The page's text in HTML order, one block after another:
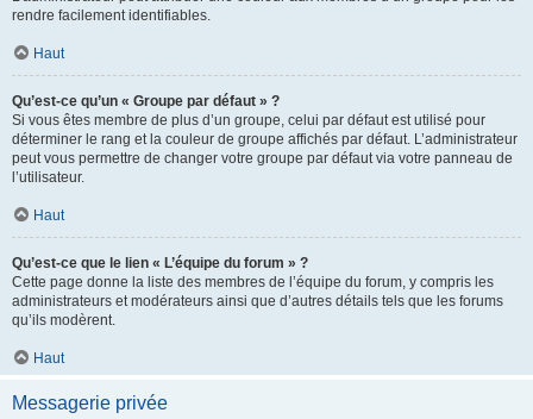
rendre facilement identifiables.
Haut
Qu’est-ce qu’un « Groupe par défaut » ?
Si vous êtes membre de plus d’un groupe, celui par défaut est utilisé pour
déterminer le rang et la couleur de groupe affichés par défaut. L’administrateur
peut vous permettre de changer votre groupe par défaut via votre panneau de
l’utilisateur.
Haut
Qu’est-ce que le lien « L’équipe du forum » ?
Cette page donne la liste des membres de l’équipe du forum, y compris les
administrateurs et modérateurs ainsi que d’autres détails tels que les forums
qu’ils modèrent.
Haut
Messagerie privée